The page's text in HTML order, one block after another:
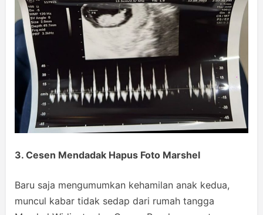
3. Cesen Mendadak Hapus Foto Marshel
Baru saja mengumumkan kehamilan anak kedua,
muncul kabar tidak sedap dari rumah tangga